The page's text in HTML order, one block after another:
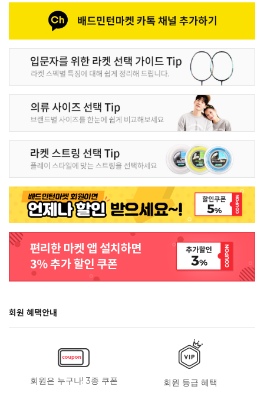
회원 혜택안내
회원은 누구나! 3종 쿠폰 회원 등급 혜택